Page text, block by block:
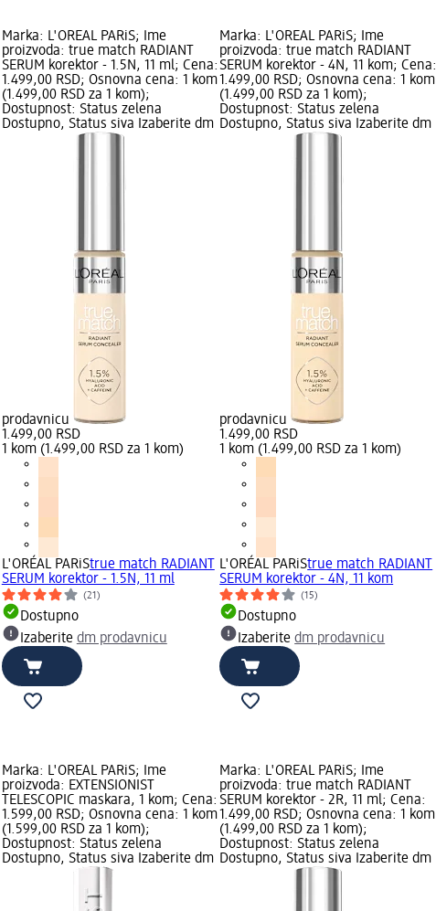
Marka: L'ORÉAL PARiS; Ime
proizvoda: true match RADIANT
SERUM korektor - 1.5N, 11 ml; Cena:
1.499,00 RSD; Osnovna cena: 1 kom
(1.499,00 RSD za 1 kom);
Dostupnost: Status zelena
Dostupno, Status siva Izaberite dm
prodavnicu
1.499,00 RSD
1 kom (1.499,00 RSD za 1 kom)
L'ORÉAL PARiStrue match RADIANT
SERUM korektor - 1.5N, 11 ml
(21)
Dostupno
Izaberite dm prodavnicu
Marka: L'ORÉAL PARiS; Ime
proizvoda: true match RADIANT
SERUM korektor - 4N, 11 kom; Cena:
1.499,00 RSD; Osnovna cena: 1 kom
(1.499,00 RSD za 1 kom);
Dostupnost: Status zelena
Dostupno, Status siva Izaberite dm
prodavnicu
1.499,00 RSD
1 kom (1.499,00 RSD za 1 kom)
L'ORÉAL PARiStrue match RADIANT
SERUM korektor - 4N, 11 kom
(15)
Dostupno
Izaberitedm prodavnicu
Marka: L'ORÉAL PARiS; Ime
proizvoda: EXTENSIONIST
TELESCOPIC maskara, 1 kom; Cena:
1.599,00 RSD; Osnovna cena: 1 kom
(1.599,00 RSD za 1 kom);
Dostupnost: Status zelena
Dostupno, Status siva Izaberite dm
Marka: L'ORÉAL PARiS; Ime
proizvoda: true match RADIANT
SERUM korektor - 2R, 11 ml; Cena:
1.499,00 RSD; Osnovna cena: 1 kom
(1.499,00 RSD za 1 kom);
Dostupnost: Status zelena
Dostupno, Status siva Izaberite dm